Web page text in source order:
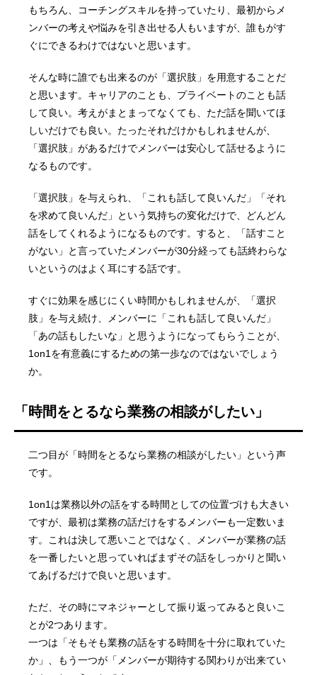
もちろん、コーチングスキルを持っていたり、最初からメ
ンバーの考えや悩みを引き出せる人もいますが、誰もがす
ぐにできるわけではないと思います。
そんな時に誰でも出来るのが「選択肢」を用意することだ
と思います。キャリアのことも、プライベートのことも話
して良い。考えがまとまってなくても、ただ話を聞いてほ
しいだけでも良い。たったそれだけかもしれませんが、
「選択肢」があるだけでメンバーは安心して話せるように
なるものです。
「選択肢」を与えられ、「これも話して良いんだ」「それ
を求めて良いんだ」という気持ちの変化だけで、どんどん
話をしてくれるようになるものです。すると、「話すこと
がない」と言っていたメンバーが30分経っても話終わらな
いというのはよく耳にする話です。
すぐに効果を感じにくい時間かもしれませんが、「選択
肢」を与え続け、メンバーに「これも話して良いんだ」
「あの話もしたいな」と思うようになってもらうことが、
1on1を有意義にするための第一歩なのではないでしょう
か。
「時間をとるなら業務の相談がしたい」
二つ目が「時間をとるなら業務の相談がしたい」という声
です。
1on1は業務以外の話をする時間としての位置づけも大きい
ですが、最初は業務の話だけをするメンバーも一定数いま
す。これは決して悪いことではなく、メンバーが業務の話
を一番したいと思っていればまずその話をしっかりと聞い
てあげるだけで良いと思います。
ただ、その時にマネジャーとして振り返ってみると良いこ
とが2つあります。
一つは「そもそも業務の話をする時間を十分に取れていた
か」、もう一つが「メンバーが期待する関わりが出来てい